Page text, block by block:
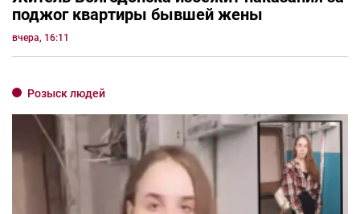
поджог квартиры бывшей жены
вчера, 16:11
Розыск людей